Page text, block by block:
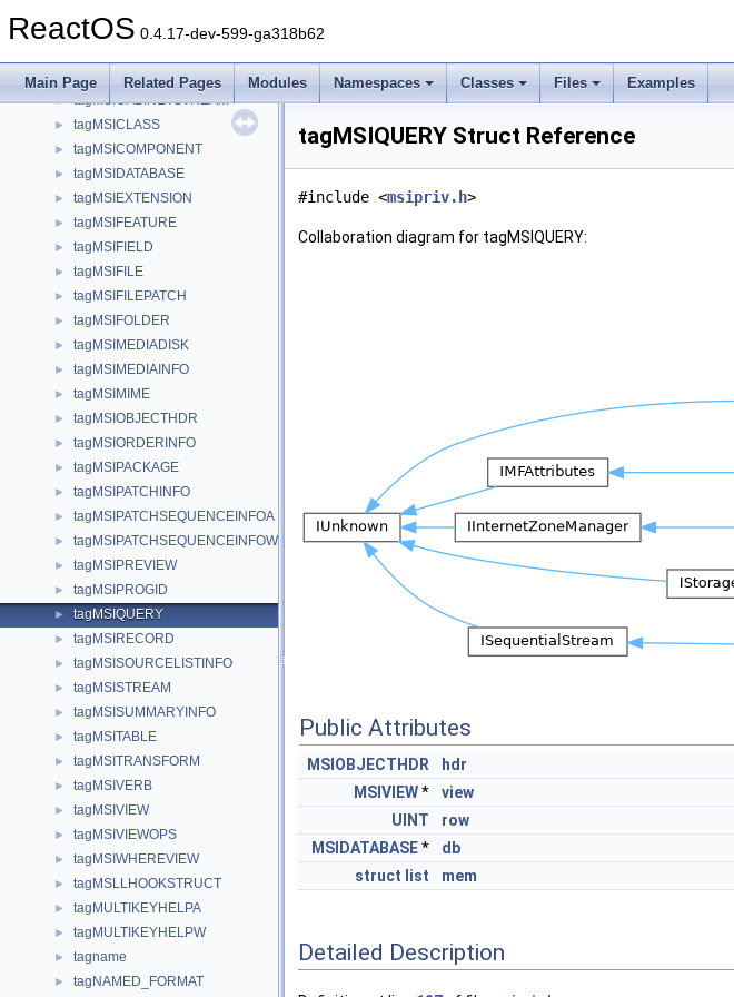
ReactOS 0.4.17-dev-599-ga318b62
Main Page Related Pages Modules Namespaces Classes Files Examples
► tagMSIAPPID
► tagMSIBINARY
► tagMSICABINETSTREAM
► tagMSICLASS
► tagMSICOMPONENT
► tagMSIDATABASE
► tagMSIEXTENSION
► tagMSIFEATURE
► tagMSIFIELD
► tagMSIFILE
► tagMSIFILEPATCH
► tagMSIFOLDER
► tagMSIMEDIADISK
► tagMSIMEDIAINFO
► tagMSIMIME
► tagMSIOBJECTHDR
► tagMSIORDERINFO
► tagMSIPACKAGE
► tagMSIPATCHINFO
► tagMSIPATCHSEQUENCEINFOA
► tagMSIPATCHSEQUENCEINFOW
► tagMSIPREVIEW
► tagMSIPROGID
► tagMSIQUERY
► tagMSIRECORD
► tagMSISOURCELISTINFO
► tagMSISTREAM
► tagMSISUMMARYINFO
► tagMSITABLE
► tagMSITRANSFORM
► tagMSIVERB
► tagMSIVIEW
► tagMSIVIEWOPS
► tagMSIWHEREVIEW
► tagMSLLHOOKSTRUCT
► tagMULTIKEYHELPA
► tagMULTIKEYHELPW
► tagname
► tagNAMED_FORMAT
tagMSIQUERY Struct Reference
#include <msipriv.h>
Collaboration diagram for tagMSIQUERY:
Public Attributes
MSIOBJECTHDR
hdr
MSIVIEW*
view
UINT
row
MSIDATABASE*
db
struct list mem
Detailed Description